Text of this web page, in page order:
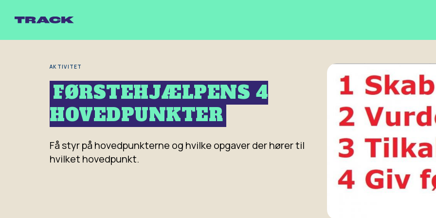
hovedindhold
AKTIVITET
FØRSTEHJÆLPENS 4
HOVEDPUNKTER
Få styr på hovedpunkterne og hvilke opgaver der hører til
hvilket hovedpunkt.